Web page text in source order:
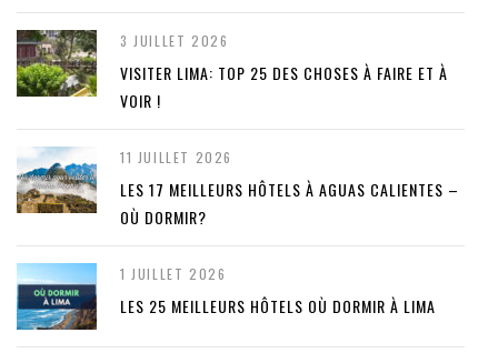
3 JUILLET 2026
VISITER LIMA: TOP 25 DES CHOSES À FAIRE ET À
VOIR !
11 JUILLET 2026
LES 17 MEILLEURS HÔTELS À AGUAS CALIENTES –
OÙ DORMIR?
1 JUILLET 2026
LES 25 MEILLEURS HÔTELS OÙ DORMIR À LIMA